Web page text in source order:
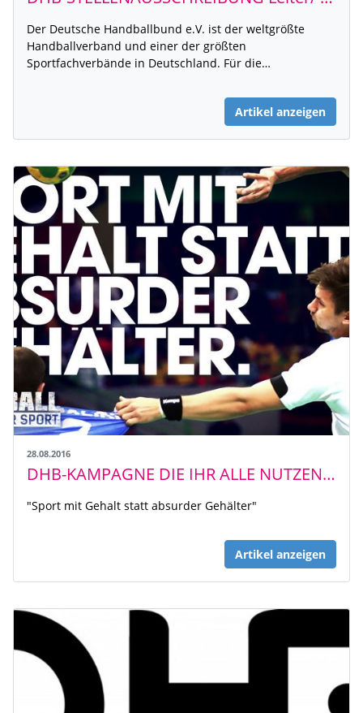
Der Deutsche Handballbund e.V. ist der weltgrößte
Handballverband und einer der größten
Sportfachverbände in Deutschland. Für die…
Artikel anzeigen
28.08.2016
DHB-KAMPAGNE DIE IHR ALLE NUTZEN KÖNNT - HANDBALL - ES LEBE DER SPORT
"Sport mit Gehalt statt absurder Gehälter"
Artikel anzeigen